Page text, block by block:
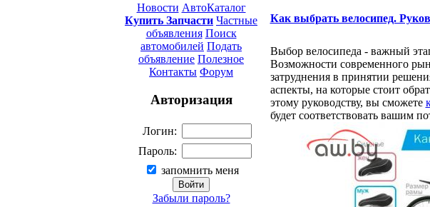
Новости АвтоКаталог
Купить Запчасти Частные
объявления Поиск
автомобилей Подать
объявление Полезное
Контакты Форум
Авторизация
Логин:
Пароль:
запомнить меня
Забыли пароль?
Как выбрать велосипед.
Выбор велосипеда - важный
Возможности современного
затруднения в принятии
аспекты, на которые стоит
этому руководству, вы сможете
будет соответствовать вашим